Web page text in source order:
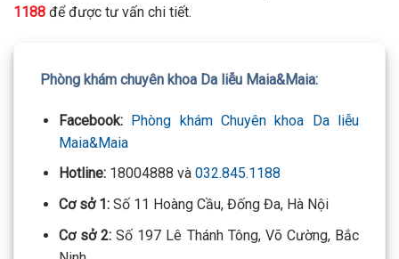
1188 để được tư vấn chi tiết.
Phòng khám chuyên khoa Da liễu Maia&Maia:
Facebook: Phòng khám Chuyên khoa Da liễu
Maia&Maia
Hotline:18004888 và 032.845.1188
Cơ sở 1: Số 11 Hoàng Cầu, Đống Đa, Hà Nội
Cơ sở 2: Số 197 Lê Thánh Tông, Võ Cường, Bắc